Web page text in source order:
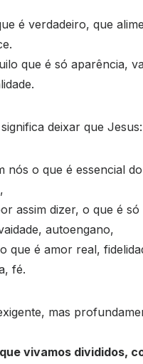
é verdadeiro, que
que é só aparência,
deixar que Jesus:
nós o que é essencial
assim dizer, o que é só
autoengano,
que é amor real,
fé.
mas
vivamos divididos,